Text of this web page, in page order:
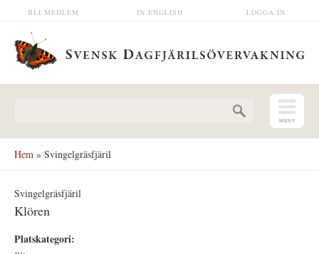
Hoppa till huvudinnehåll LOGGA IN
IN ENGLISH
BLI MEDLEM
Hem » Svingelgräsfjäril
Svingelgräsfjäril
Klören
Platskategori: